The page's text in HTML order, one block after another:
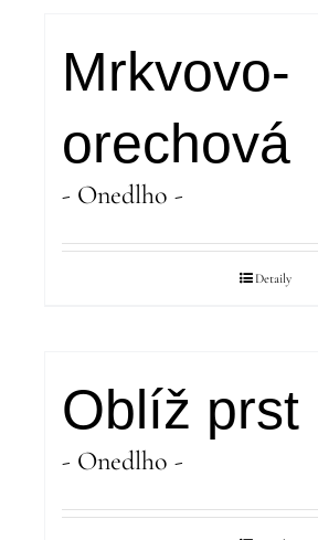
Mrkvovo-
orechová
- Onedlho -
Detaily
Oblíž prst
- Onedlho -